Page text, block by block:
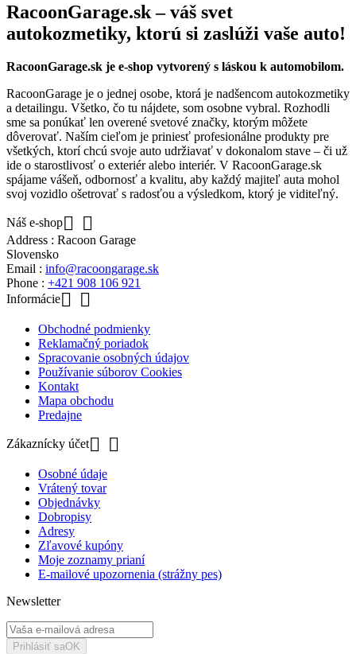
RacoonGarage.sk – váš svet
autokozmetiky, ktorú si zaslúži vaše auto!
RacoonGarage.sk je e-shop vytvorený s láskou k automobilom.
RacoonGarage je o jednej osobe, ktorá je nadšencom autokozmetiky
a detailingu. Všetko, čo tu nájdete, som osobne vybral. Rozhodli
sme sa ponúkať len overené svetové značky, ktorým môžete
dôverovať. Naším cieľom je priniesť profesionálne produkty pre
všetkých, ktorí chcú svoje auto udržiavať v dokonalom stave – či už
ide o starostlivosť o exteriér alebo interiér. V RacoonGarage.sk
spájame vášeň, odbornosť a kvalitu, aby každý majiteľ auta mohol
svoj vozidlo ošetrovať s radosťou a výsledkom, ktorý je viditeľný.
Náš e-shop 
Address : Racoon Garage
Slovensko
Email : info@racoongarage.sk
Phone : +421 908 106 921
Informácie 
Obchodné podmienky
Reklamačný poriadok
Spracovanie osobných údajov
Používanie súborov Cookies
Kontakt
Mapa obchodu
Predajne
Zákaznícky účet 
Osobné údaje
Vrátený tovar
Objednávky
Dobropisy
Adresy
Zľavové kupóny
Moje zoznamy prianí
E-mailové upozornenia (strážny pes)
Newsletter
Prihlásiť saOK